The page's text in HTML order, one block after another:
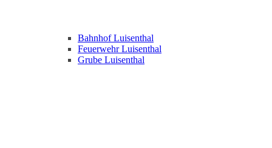
Bahnhof Luisenthal
Feuerwehr Luisenthal
Grube Luisenthal